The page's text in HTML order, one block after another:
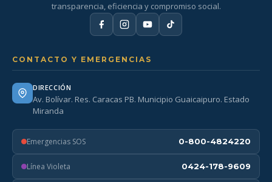
transparencia, eficiencia y compromiso social.
CONTACTO Y EMERGENCIAS
DIRECCIÓN
Av. Bolívar. Res. Caracas PB. Municipio Guaicaipuro. Estado
Miranda
Emergencias SOS 0-800-4824220
Línea Violeta 0424-178-9609